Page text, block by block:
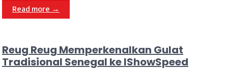
Read more →
Reug Reug Memperkenalkan Gulat
Tradisional Senegal ke IShowSpeed